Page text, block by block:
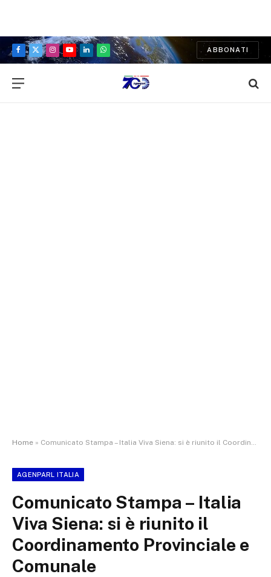
Facebook
X
Instagram
YouTubeLinkedInWhatsApp
ABBONATI
Home » Comunicato Stampa – Italia Viva Siena: si è riunito il Coordinamento Provinciale e Comunale
AGENPARL ITALIA
Comunicato Stampa – Italia
Viva Siena: si è riunito il
Coordinamento Provinciale e
Comunale